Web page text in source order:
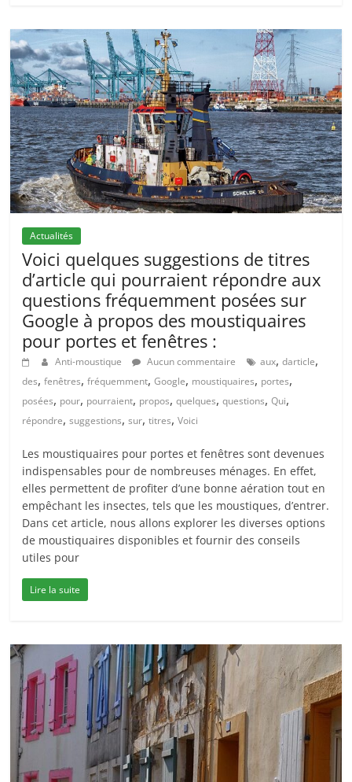
Actualités
Voici quelques suggestions de titres
d’article qui pourraient répondre aux
questions fréquemment posées sur
Google à propos des moustiquaires
pour portes et fenêtres :
Anti-moustique Aucun commentaire aux,darticle,
des,fenêtres,fréquemment,Google, moustiquaires, portes,
posées, pour, pourraient, propos,quelques,questions,Qui,
répondre,suggestions,sur,titres,Voici
Les moustiquaires pour portes et fenêtres sont devenues
indispensables pour de nombreuses ménages. En effet,
elles permettent de profiter d’une bonne aération tout en
empêchant les insectes, tels que les moustiques, d’entrer.
Dans cet article, nous allons explorer les diverses options
de moustiquaires disponibles et fournir des conseils
utiles pour
Lire la suite